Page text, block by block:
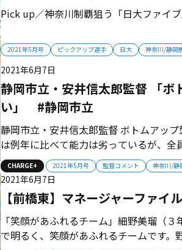
2021年5月号 ピックアップ選手 日大 神奈川/静岡
CHARGE+ 2021年5月号 監督コメント 神奈川/静
静岡市立・安井信太郎監督 「ボ
い」 #静岡市立
2021年6月7日
静岡市立・安井信太郎監督 ボトムアッ
は例年に比べて能力は劣っているが、
て団結力が高い。『フォア・ザ・チーム
るのは監督主導ではなく、選手が主体的
ボトムアップ型を完成に近づけていきた
【前橋東】マネージャーファ
2021年6月7日
「笑顔があふれるチーム」細野美瑠（
で明るく、笑顔があふれるチームです。